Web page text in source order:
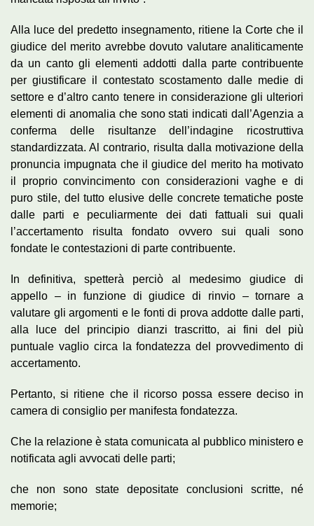
Alla luce del predetto insegnamento, ritiene la Corte che il
giudice del merito avrebbe dovuto valutare analiticamente
da un canto gli elementi addotti dalla parte contribuente
per giustificare il contestato scostamento dalle medie di
settore e d’altro canto tenere in considerazione gli ulteriori
elementi di anomalia che sono stati indicati dall’Agenzia a
conferma delle risultanze dell’indagine ricostruttiva
standardizzata. Al contrario, risulta dalla motivazione della
pronuncia impugnata che il giudice del merito ha motivato
il proprio convincimento con considerazioni vaghe e di
puro stile, del tutto elusive delle concrete tematiche poste
dalle parti e peculiarmente dei dati fattuali sui quali
l’accertamento risulta fondato ovvero sui quali sono
fondate le contestazioni di parte contribuente.
In definitiva, spetterà perciò al medesimo giudice di
appello – in funzione di giudice di rinvio – tornare a
valutare gli argomenti e le fonti di prova addotte dalle parti,
alla luce del principio dianzi trascritto, ai fini del più
puntuale vaglio circa la fondatezza del provvedimento di
accertamento.
Pertanto, si ritiene che il ricorso possa essere deciso in
camera di consiglio per manifesta fondatezza.
Che la relazione è stata comunicata al pubblico ministero e
notificata agli avvocati delle parti;
che non sono state depositate conclusioni scritte, né
memorie;